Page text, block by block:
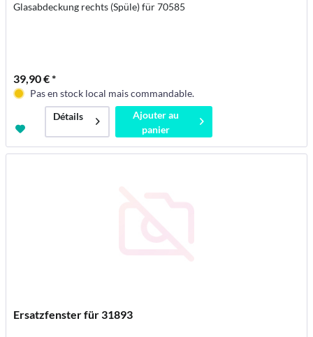
Glasabdeckung rechts (Spüle) für 70585
39,90 € *
Pas en stock local mais commandable.
Détails
Ajouter au
panier
Ersatzfenster für 31893